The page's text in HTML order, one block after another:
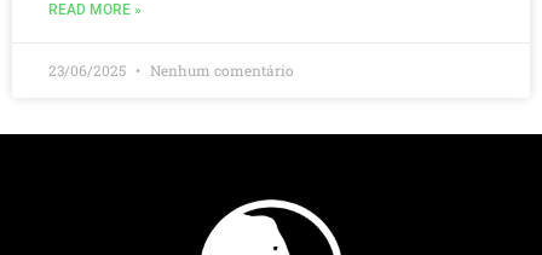
READ MORE »
23/06/2025 Nenhum comentário